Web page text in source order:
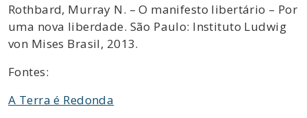
Rothbard, Murray N. – O manifesto libertário – Por
uma nova liberdade. São Paulo: Instituto Ludwig
von Mises Brasil, 2013.
Fontes:
A Terra é Redonda